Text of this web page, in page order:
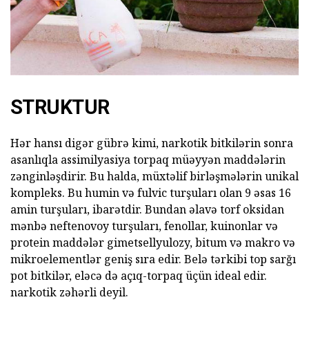
STRUKTUR
Hər hansı digər gübrə kimi, narkotik bitkilərin sonra
asanlıqla assimilyasiya torpaq müəyyən maddələrin
zənginləşdirir. Bu halda, müxtəlif birləşmələrin unikal
kompleks. Bu humin və fulvic turşuları olan 9 əsas 16
amin turşuları, ibarətdir. Bundan əlavə torf oksidan
mənbə neftenovoy turşuları, fenollar, kuinonlar və
protein maddələr gimetsellyulozy, bitum və makro və
mikroelementlər geniş sıra edir. Belə tərkibi top sarğı
pot bitkilər, eləcə də açıq-torpaq üçün ideal edir.
narkotik zəhərli deyil.